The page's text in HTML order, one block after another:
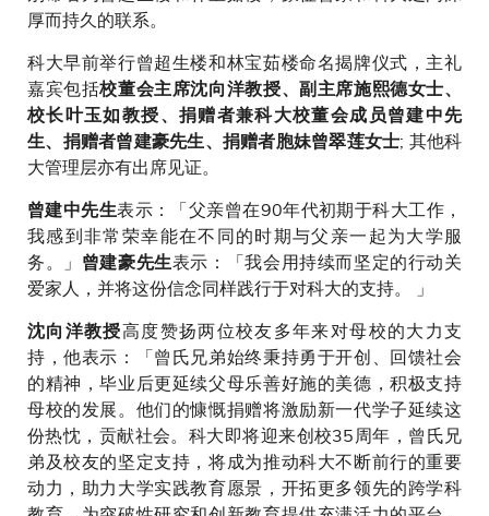
厚而持久的联系。
科大早前举行曾超生楼和林宝茹楼命名揭牌仪式，主礼
嘉宾包括校董会主席沈向洋教授、副主席施熙德女士、
校长叶玉如教授、捐赠者兼科大校董会成员曾建中先
生、捐赠者曾建豪先生、捐赠者胞妹曾翠莲女士; 其他科
大管理层亦有出席见证。
曾建中先生表示：「父亲曾在90年代初期于科大工作，
我感到非常荣幸能在不同的时期与父亲一起为大学服
务。」 曾建豪先生表示：「我会用持续而坚定的行动关
爱家人，并将这份信念同样践行于对科大的支持。 」
沈向洋教授高度赞扬两位校友多年来对母校的大力支
持，他表示：「曾氏兄弟始终秉持勇于开创、回馈社会
的精神，毕业后更延续父母乐善好施的美德，积极支持
母校的发展。他们的慷慨捐赠将激励新一代学子延续这
份热忱，贡献社会。科大即将迎来创校35周年，曾氏兄
弟及校友的坚定支持，将成为推动科大不断前行的重要
动力，助力大学实践教育愿景，开拓更多领先的跨学科